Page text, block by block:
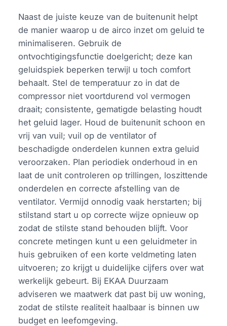
Naast de juiste keuze van de buitenunit helpt
de manier waarop u de airco inzet om geluid te
minimaliseren. Gebruik de
ontvochtigingsfunctie doelgericht; deze kan
geluidspiek beperken terwijl u toch comfort
behaalt. Stel de temperatuur zo in dat de
compressor niet voortdurend vol vermogen
draait; consistente, gematigde belasting houdt
het geluid lager. Houd de buitenunit schoon en
vrij van vuil; vuil op de ventilator of
beschadigde onderdelen kunnen extra geluid
veroorzaken. Plan periodiek onderhoud in en
laat de unit controleren op trillingen, loszittende
onderdelen en correcte afstelling van de
ventilator. Vermijd onnodig vaak herstarten; bij
stilstand start u op correcte wijze opnieuw op
zodat de stilste stand behouden blijft. Voor
concrete metingen kunt u een geluidmeter in
huis gebruiken of een korte veldmeting laten
uitvoeren; zo krijgt u duidelijke cijfers over wat
werkelijk gebeurt. Bij EKAA Duurzaam
adviseren we maatwerk dat past bij uw woning,
zodat de stilste realiteit haalbaar is binnen uw
budget en leefomgeving.